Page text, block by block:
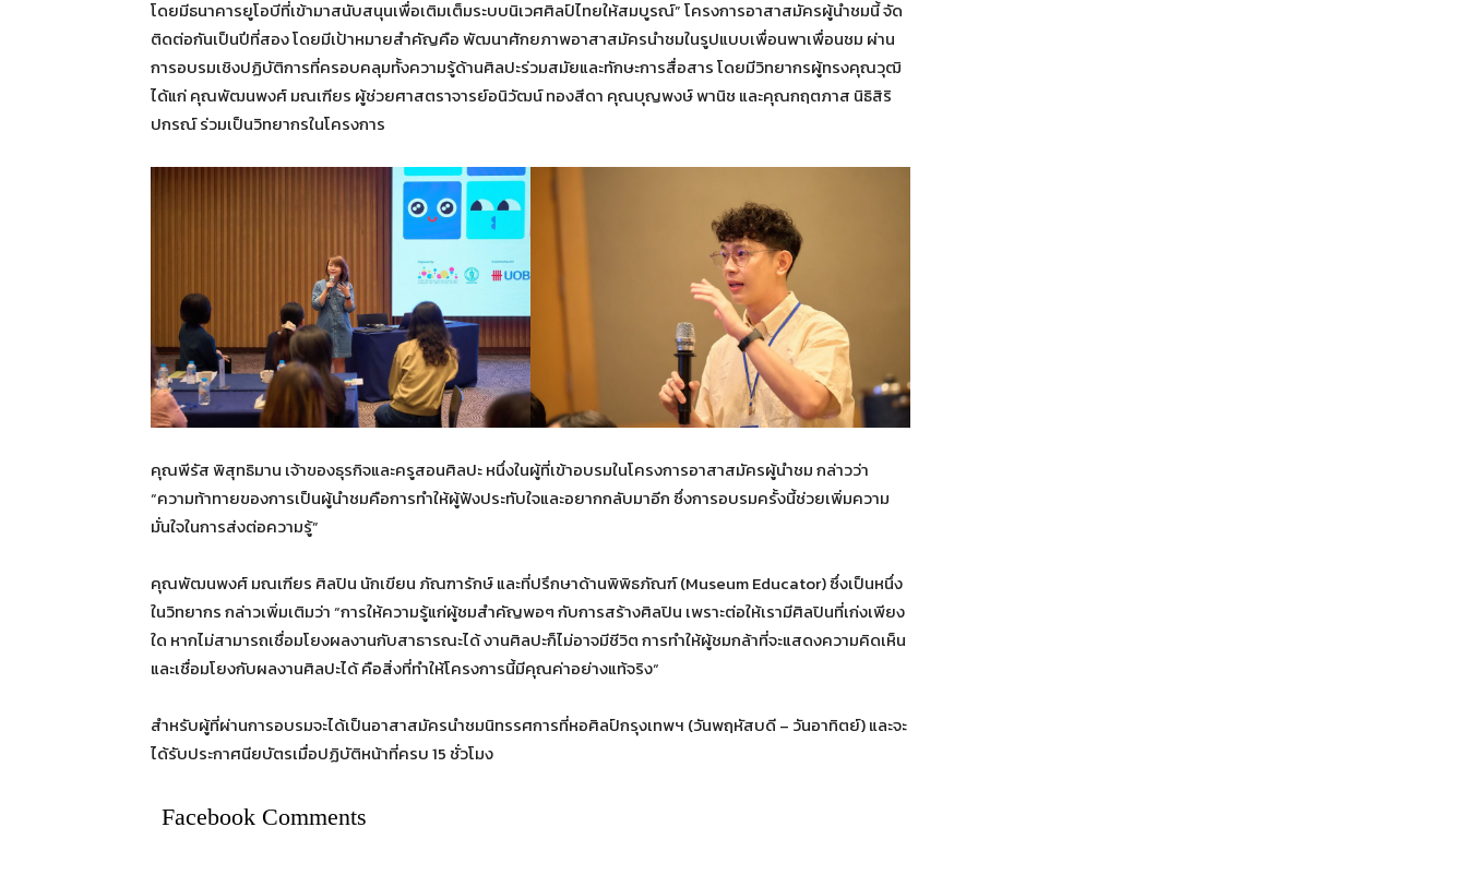
โดยมีธนาคารยูโอบีที่เข้ามาสนับสนุนเพื่อเติมเต็มระบบนิเวศศิลป์ไทยให้สมบูรณ์” โครงการอาสาสมัครผู้นำชมนี้ จัด
ติดต่อกันเป็นปีที่สอง โดยมีเป้าหมายสำคัญคือ พัฒนาศักยภาพอาสาสมัครนำชมในรูปแบบเพื่อนพาเพื่อนชม ผ่าน
การอบรมเชิงปฏิบัติการที่ครอบคลุมทั้งความรู้ด้านศิลปะร่วมสมัยและทักษะการสื่อสาร โดยมีวิทยากรผู้ทรงคุณวุฒิ
ได้แก่ คุณพัฒนพงศ์ มณเฑียร ผู้ช่วยศาสตราจารย์อนิวัฒน์ ทองสีดา คุณบุญพงษ์ พานิช และคุณกฤตภาส นิธิสิริ
ปกรณ์ ร่วมเป็นวิทยากรในโครงการ
คุณพีรัส พิสุทธิมาน เจ้าของธุรกิจและครูสอนศิลปะ หนึ่งในผู้ที่เข้าอบรมในโครงการอาสาสมัครผู้นำชม กล่าวว่า
“ความท้าทายของการเป็นผู้นำชมคือการทำให้ผู้ฟังประทับใจและอยากกลับมาอีก ซึ่งการอบรมครั้งนี้ช่วยเพิ่มความ
มั่นใจในการส่งต่อความรู้”
คุณพัฒนพงศ์ มณเฑียร ศิลปิน นักเขียน ภัณฑารักษ์ และที่ปรึกษาด้านพิพิธภัณฑ์ (Museum Educator) ซึ่งเป็นหนึ่ง
ในวิทยากร กล่าวเพิ่มเติมว่า “การให้ความรู้แก่ผู้ชมสำคัญพอๆ กับการสร้างศิลปิน เพราะต่อให้เรามีศิลปินที่เก่งเพียง
ใด หากไม่สามารถเชื่อมโยงผลงานกับสาธารณะได้ งานศิลปะก็ไม่อาจมีชีวิต การทำให้ผู้ชมกล้าที่จะแสดงความคิดเห็น
และเชื่อมโยงกับผลงานศิลปะได้ คือสิ่งที่ทำให้โครงการนี้มีคุณค่าอย่างแท้จริง“
สำหรับผู้ที่ผ่านการอบรมจะได้เป็นอาสาสมัครนำชมนิทรรศการที่หอศิลป์กรุงเทพฯ (วันพฤหัสบดี – วันอาทิตย์) และจะ
ได้รับประกาศนียบัตรเมื่อปฏิบัติหน้าที่ครบ 15 ชั่วโมง
Facebook Comments